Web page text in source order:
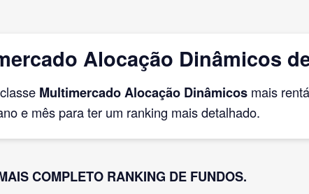
Alocação Dinâmicos
Multimercado Alocação Dinâmicos mais
e mês para ter um ranking mais detalhado.
COMPLETO RANKING DE FUNDOS.